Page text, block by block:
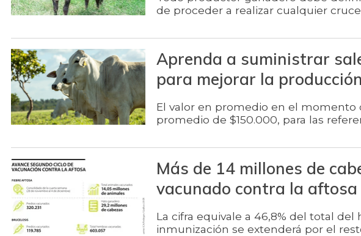
de proceder a realizar cualquier
Aprenda a suministrar
para mejorar la producción
El valor en promedio en el momento
promedio de $150.000, para las
Más de 14 millones de
vacunado contra la aftosa
La cifra equivale a 46,8% del total
inmunización se extenderá por el